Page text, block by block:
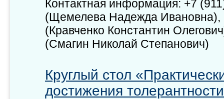
Контактная информация: +7
(Щемелева Надежда Ивановна),
(Кравченко Константин
(Смагин Николай Степанович)
Круглый стол
достижения